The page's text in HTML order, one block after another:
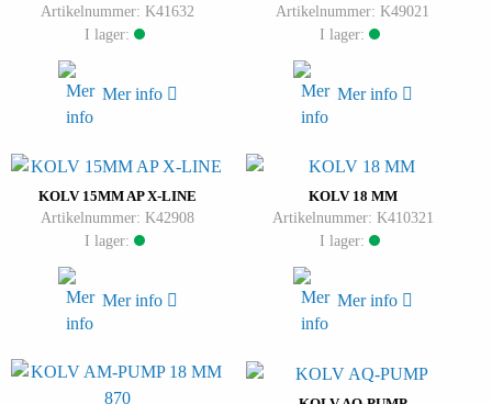
Artikelnummer: K41632
I lager:
Mer info
Artikelnummer: K49021
I lager:
Mer info
KOLV 15MM AP X-LINE
Artikelnummer: K42908
I lager:
Mer info
KOLV 18 MM
Artikelnummer: K410321
I lager:
Mer info